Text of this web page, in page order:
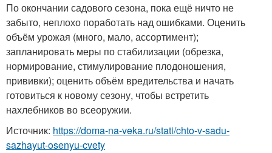
По окончании садового сезона, пока ещё ничто не
забыто, неплохо поработать над ошибками. Оценить
объём урожая (много, мало, ассортимент);
запланировать меры по стабилизации (обрезка,
нормирование, стимулирование плодоношения,
прививки); оценить объём вредительства и начать
готовиться к новому сезону, чтобы встретить
нахлебников во всеоружии.
Источник: https://doma-na-veka.ru/stati/chto-v-sadu-
sazhayut-osenyu-cvety